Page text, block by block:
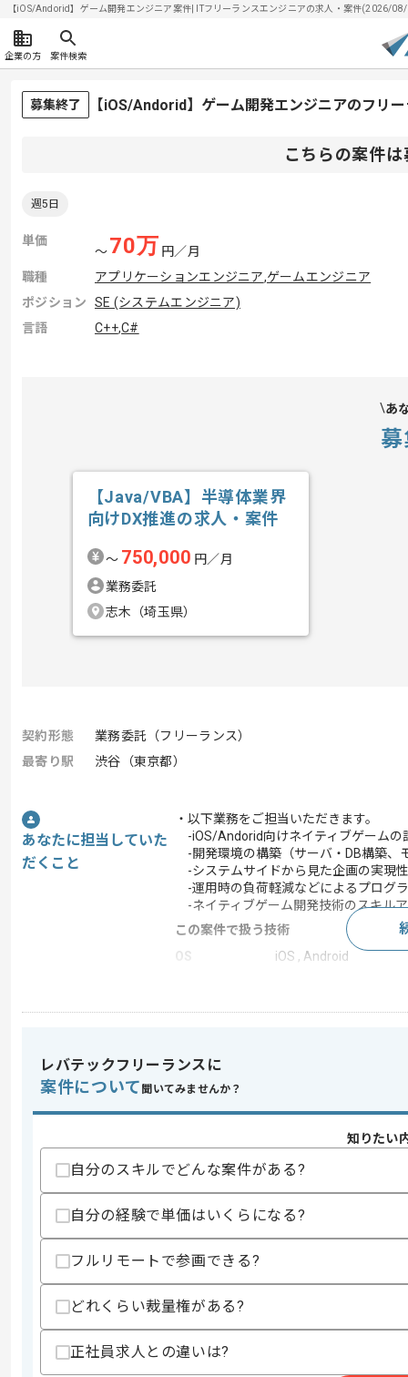
【iOS/Andorid】ゲーム開発エンジニア案件| ITフリーランスエンジニアの求人・案件(2026/
企業の方 案件検索
募集終了 【iOS/Andorid】ゲーム開発エンジニアのフリ
こちらの案件
週5日
単価
〜70万 円／月
職種
アプリケーションエンジニア,ゲームエンジニア
ポジション
SE (システムエンジニア)
言語
C++,C#
あ
【Java/VBA】半導体業界
向けDX推進の求人・案件
〜 750,000 円／月
業務委託
志木（埼玉県）
契約形態
業務委託（フリーランス）
最寄り駅
渋谷（東京都）
あなたに担当していた
だくこと
・以下業務をご担当いただきます。
-iOS/Andorid向けネイティブゲームの
-開発環境の構築（サーバ・DB構築、
-システムサイドから見た企画の実現
-運用時の負荷軽減などによるプログ
-ネイティブゲーム開発技術のスキル
この案件で扱う技術
OS
iOS , Android
この案件のポイント
業務内容
担当領域/システ
参画実績あり , 20代
スキル
歓迎スキル
・Cocos2d-x(C++)を使用した開発実装
・Unity(C#)を使用した開発実装経験
・iOS/Android向けネイティブゲームの
・Unreal Engineでのゲーム開発経験
レバテックフリーランスに
案件について 聞いてみませんか？
知りたい
自分のスキルでどんな案件がある?
自分の経験で単価はいくらになる?
フルリモートで参画できる?
どれくらい裁量権がある?
正社員求人との違いは?